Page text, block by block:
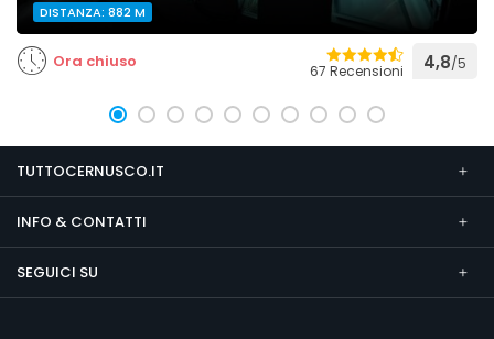
DISTANZA: 882 M
Ora chiuso 67 Recensioni 4,8/5
TUTTOCERNUSCO.IT
INFO & CONTATTI
SEGUICI SU